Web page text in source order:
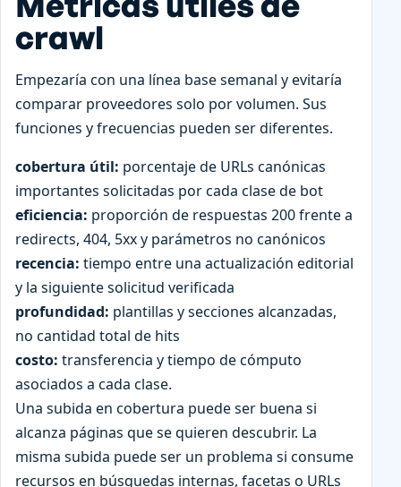
crawl
Empezaría con una línea base semanal y evitaría
comparar proveedores solo por volumen. Sus
funciones y frecuencias pueden ser diferentes.
cobertura útil: porcentaje de URLs canónicas
importantes solicitadas por cada clase de bot
eficiencia: proporción de respuestas 200 frente a
redirects, 404, 5xx y parámetros no canónicos
recencia: tiempo entre una actualización editorial
y la siguiente solicitud verificada
profundidad: plantillas y secciones alcanzadas,
no cantidad total de hits
costo: transferencia y tiempo de cómputo
asociados a cada clase.
Una subida en cobertura puede ser buena si
alcanza páginas que se quieren descubrir. La
misma subida puede ser un problema si consume
recursos en búsquedas internas, facetas o URLs